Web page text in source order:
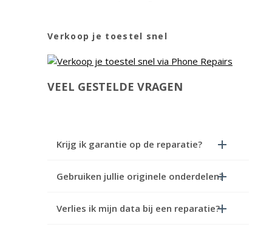
Verkoop je toestel snel
VEEL GESTELDE VRAGEN
Krijg ik garantie op de reparatie?
Gebruiken jullie originele onderdelen?
Verlies ik mijn data bij een reparatie?